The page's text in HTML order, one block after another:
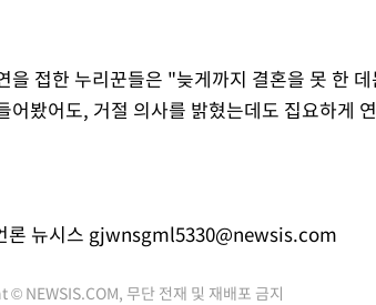
을 접한 누리꾼들은 "늦게까지 결혼을 못 한
어봤어도, 거절 의사를 밝혔는데도 집요하게
뉴시스 gjwnsgml5330@newsis.com
NEWSIS.COM, 무단 전재 및 재배포 금지